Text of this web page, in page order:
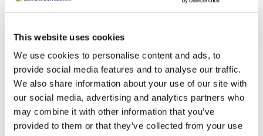
This website uses cookies
We use cookies to personalise content and ads, to
provide social media features and to analyse our traffic.
We also share information about your use of our site with
our social media, advertising and analytics partners who
may combine it with other information that you’ve
provided to them or that they’ve collected from your use
kan ik zaken vanuit verschillende perspectieven
Daarnaast leer je om samen te werken met
verschillende culturen en meningen. Op campus woon
je samen met een diverse groep mensen met wie je
niet allemaal van nature een klik hebt. Doordat je
intensief contact hebt met iedereen leer je toch veel
mensen kennen en de verschillende achtergronden die